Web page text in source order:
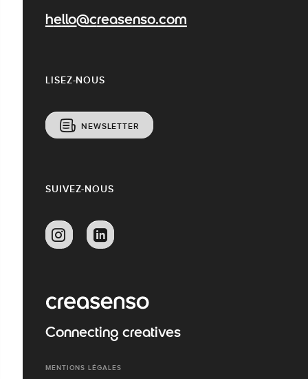
hello@creasenso.com
LISEZ-NOUS
NEWSLETTER
SUIVEZ-NOUS
Connecting creatives
MENTIONS LÉGALES